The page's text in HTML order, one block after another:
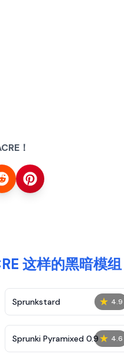
！
这样的黑暗模组
★ 4.9
Sprunkstard
★ 4.6
Sprunki Pyramixed 0.9